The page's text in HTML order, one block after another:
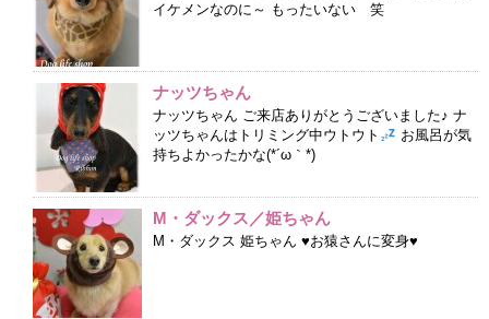
イケメンなのに～ もったいない 笑
ナッツちゃん
ナッツちゃん ご来店ありがとうございました♪ ナ
ッツちゃんはトリミング中ウトウト
お風呂が気
持ちよかったかな(*´ω｀*)
M・ダックス／姫ちゃん
M・ダックス 姫ちゃん ♥お猿さんに変身♥